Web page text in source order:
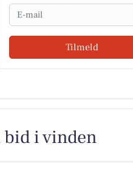
Email
Tilmeld
bid i vinden